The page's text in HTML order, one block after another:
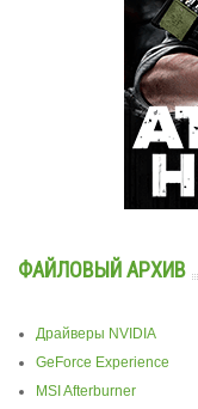
ФАЙЛОВЫЙ АРХИВ
Драйверы NVIDIA
GeForce Experience
MSI Afterburner